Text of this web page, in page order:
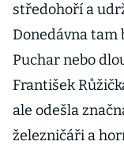
středohoří a
Donedávna
Puchar nebo
František
ale odešla
železničáři a